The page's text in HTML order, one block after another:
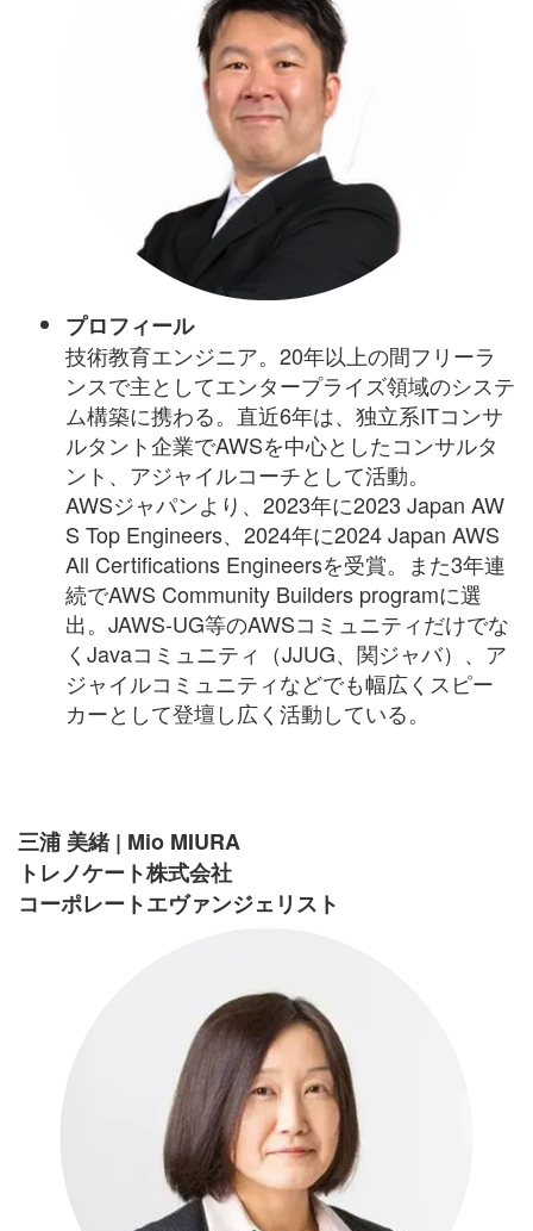
プロフィール
技術教育エンジニア。20年以上の間フリーラ
ンスで主としてエンタープライズ領域のシステ
ム構築に携わる。直近6年は、独立系ITコンサ
ルタント企業でAWSを中心としたコンサルタ
ント、アジャイルコーチとして活動。
AWSジャパンより、2023年に2023 Japan AW
S Top Engineers、2024年に2024 Japan AWS
All Certifications Engineersを受賞。また3年連
続でAWS Community Builders programに選
出。JAWS-UG等のAWSコミュニティだけでな
くJavaコミュニティ（JJUG、関ジャバ）、ア
ジャイルコミュニティなどでも幅広くスピー
カーとして登壇し広く活動している。
三浦 美緒 | Mio MIURA
トレノケート株式会社
コーポレートエヴァンジェリスト